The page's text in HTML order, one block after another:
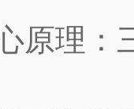
理：